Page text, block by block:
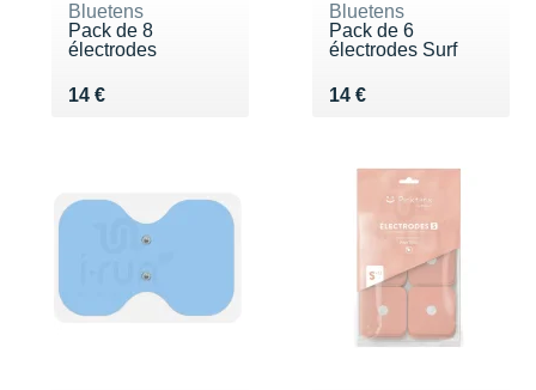
Bluetens
Pack de 8
électrodes
14 €
Vendu 14 €
Bluetens
Pack de 6
électrodes Surf
14 €
Vendu 14 €